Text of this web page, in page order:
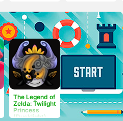
​The Legend of
Zelda: Twilight
Princess
(Dusklight)